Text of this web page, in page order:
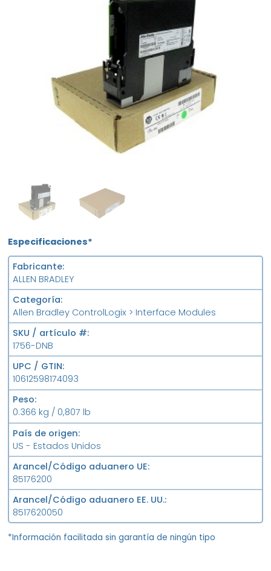
OB
Especificaciones*
Fabricante
ALLEN BRADLEY
Categoría
Allen Bradley ControlLogix > Interface Modules
SKU / artículo #
1756-DNB
UPC / GTIN
10612598174093
Peso
0.366 kg / 0,807 lb
País de origen
US - Estados Unidos
Arancel/Código aduanero UE
85176200
Arancel/Código aduanero EE. UU.
8517620050
*Información facilitada sin garantía de ningún tipo